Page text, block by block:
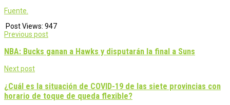
Fuente.
Post Views: 947
Post
navigation
Previous post
NBA: Bucks ganan a Hawks y disputarán la final a Suns
Next post
¿Cuál es la situación de COVID-19 de las siete provincias con
horario de toque de queda flexible?